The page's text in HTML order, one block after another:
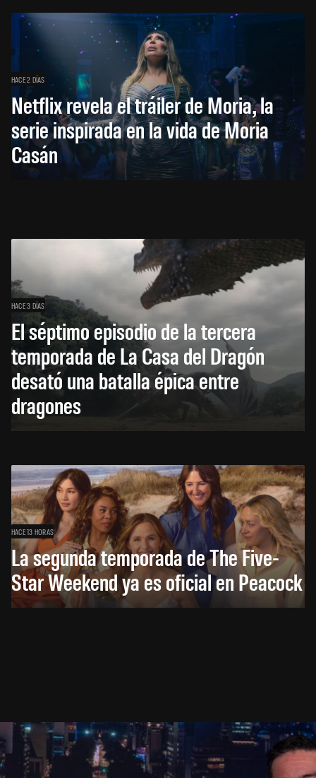
HACE 2 DÍAS
Netflix revela el tráiler de Moria, la
serie inspirada en la vida de Moria
Casán
HACE 3 DÍAS
El séptimo episodio de la tercera
temporada de La Casa del Dragón
desató una batalla épica entre
dragones
HACE 13 HORAS
La segunda temporada de The Five-
Star Weekend ya es oficial en Peacock